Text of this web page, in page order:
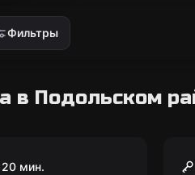
Фильтры
в Подольском
мин.